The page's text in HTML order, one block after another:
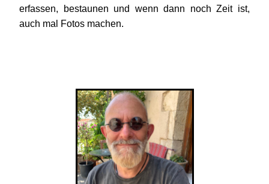
erfassen, bestaunen und wenn dann noch Zeit ist,
auch mal Fotos machen.